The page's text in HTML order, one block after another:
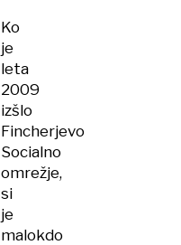
Ko
je
leta
2009
izšlo
Fincherjevo
Socialno
omrežje,
si
je
malokdo